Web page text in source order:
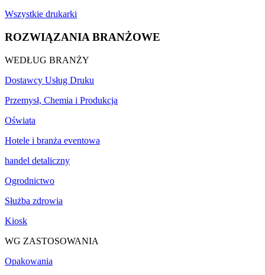
Wszystkie drukarki
ROZWIĄZANIA BRANŻOWE
WEDŁUG BRANŻY
Dostawcy Usług Druku
Przemysł, Chemia i Produkcja
Oświata
Hotele i branża eventowa
handel detaliczny
Ogrodnictwo
Służba zdrowia
Kiosk
WG ZASTOSOWANIA
Opakowania